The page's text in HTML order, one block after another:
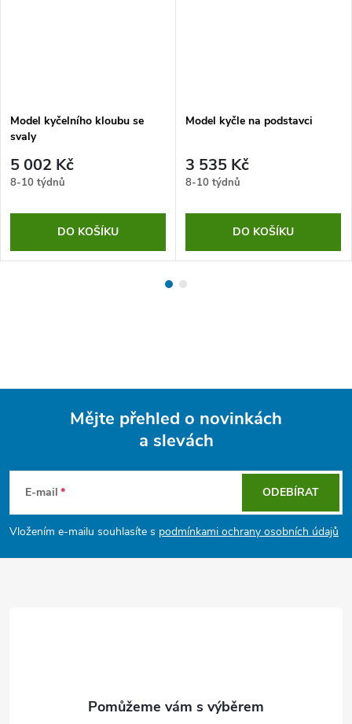
Model kyčelního kloubu se
svaly
5 002 Kč
8-10 týdnů
DO KOŠÍKU
Model kyčle na podstavci
3 535 Kč
8-10 týdnů
DO KOŠÍKU
p
Mějte přehled o novinkách
a slevách
E-mail
Vložením e-mailu souhlasíte s podmínkami ochrany osobních údajů
ODEBÍRAT